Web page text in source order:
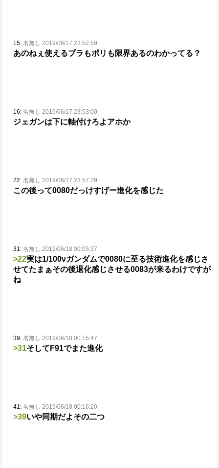
15: 名無し 2019/06/17 23:52:59
あのねぇ使えるプラもポリも限界あるのわかってる？
16: 名無し 2019/06/17 23:53:00
ジェガンは下に軸付けろよアホか
22: 名無し 2019/06/17 23:57:29
この後って0080だっけすげー進化を感じた
31: 名無し 2019/06/18 00:05:37
>22実は1/100νガンダムで0080に至る技術進化を感じさ
せてた まぁその後退化感じさせる0083が来るわけですが
ね
39: 名無し 2019/06/18 00:15:47
>31そしてF91でまた進化
41: 名無し 2019/06/18 00:16:20
>39いや同期だよその二つ